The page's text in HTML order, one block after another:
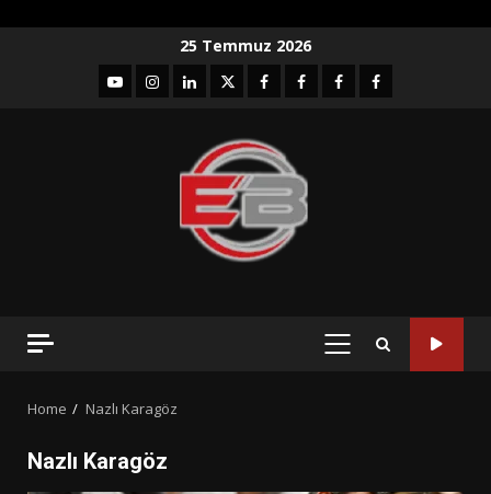
25 Temmuz 2026
YouTubeInstagram
LinkedIntwitterfacebook-Facebook-
Facebook-Facebook-
PRIMARY
Home Nazlı Karagöz
Nazlı Karagöz